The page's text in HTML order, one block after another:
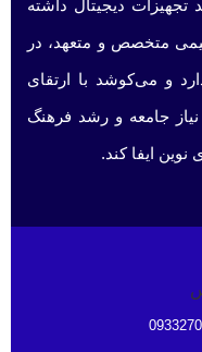
تجهیزات دیجیتال داشته
متخصص و متعهد، در
و می‌کوشد با ارتقای
جامعه و رشد فرهنگ
ایفا کند.